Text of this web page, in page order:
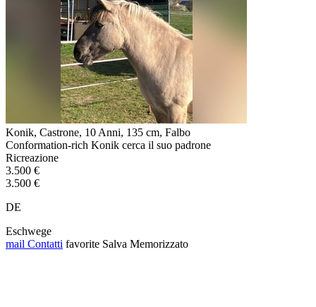
Konik, Castrone, 10 Anni, 135 cm, Falbo
Conformation-rich Konik cerca il suo padrone
Ricreazione
3.500 €
3.500 €
DE
Eschwege
mail Contatti favorite Salva Memorizzato